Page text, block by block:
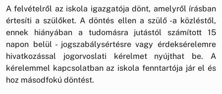
A felvételről az iskola igazgatója dönt, amelyről írásban
értesíti a szülőket. A döntés ellen a szülő -a közléstől,
ennek hiányában a tudomásra jutástól számított 15
napon belül - jogszabálysértésre vagy érdeksérelemre
hivatkozással jogorvoslati kérelmet nyújthat be. A
kérelemmel kapcsolatban az iskola fenntartója jár el és
hoz másodfokú döntést.